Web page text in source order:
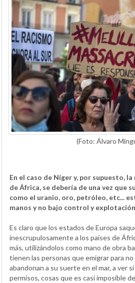
(Foto: Álvaro
En el caso de Níger y, por supuesto,
de África, se debería de una vez que
como el uranio, oro, petróleo, etc...
manos y no bajo control y
Es claro que los estados de Europa
inescrupulosamente a los países de
más, utilizándolos como mano de obra
tienen las personas que emigrar para
abandonan a su suerte en el mar, a ver
permisos, cosas que es casi imposible